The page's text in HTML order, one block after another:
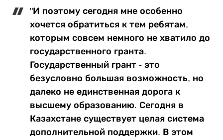
"И поэтому сегодня мне особенно
хочется обратиться к тем ребятам,
которым совсем немного не хватило до
государственного гранта.
Государственный грант - это
безусловно большая возможность, но
далеко не единственная дорога к
высшему образованию. Сегодня в
Казахстане существует целая система
дополнительной поддержки. В этом